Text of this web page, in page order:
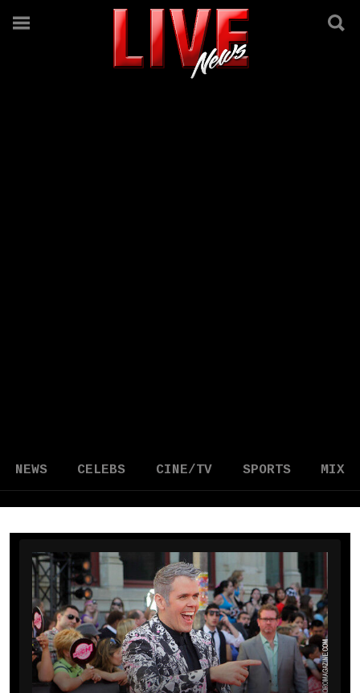
NEWS CELEBS CINE/TV SPORTS MIX